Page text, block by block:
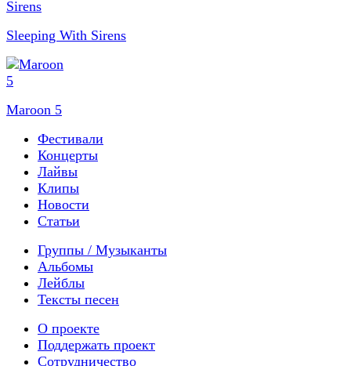
Sleeping With Sirens
Maroon 5
Фестивали
Концерты
Лайвы
Клипы
Новости
Статьи
Группы / Музыканты
Альбомы
Лейблы
Тексты песен
О проекте
Поддержать проект
Сотрудничество